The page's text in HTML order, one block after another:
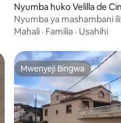
Nyumba huko Velilla de
Nyumba ya mashambani
na meko
Mahali · Familia · Usahihi
Mwenyeji Bingwa
Mwenyeji Bingwa